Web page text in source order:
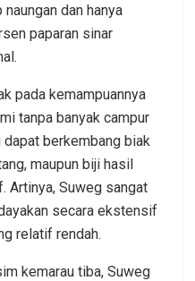
dan hanya
paparan sinar
pada kemampuannya
tanpa banyak campur
dapat berkembang biak
maupun biji hasil
Artinya, Suweg sangat
secara ekstensif
relatif rendah.
kemarau tiba, Suweg